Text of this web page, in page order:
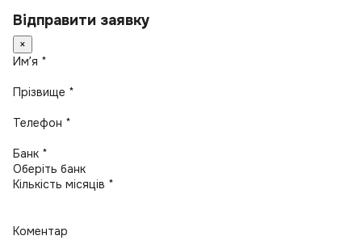
Відправити заявку
×
Имʼя *
Прізвище *
Телефон *
Банк *
Кількість місяців *
Коментар